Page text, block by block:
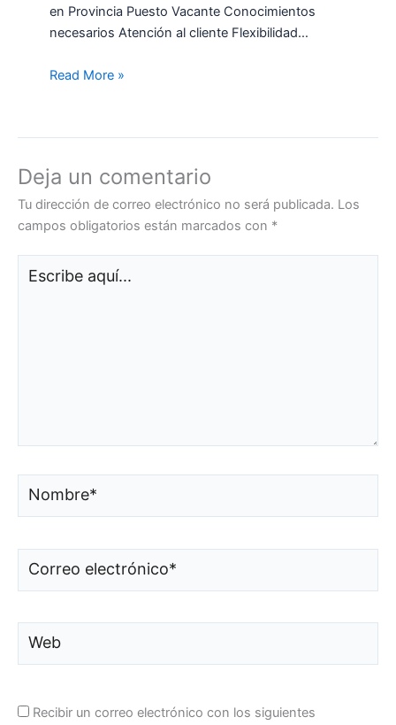
en Provincia Puesto Vacante Conocimientos
necesarios Atención al cliente Flexibilidad…
Read More »
Deja un comentario
Tu dirección de correo electrónico no será publicada. Los
campos obligatorios están marcados con *
aquí...
Correo
electrónico*
Recibir un correo electrónico con los siguientes